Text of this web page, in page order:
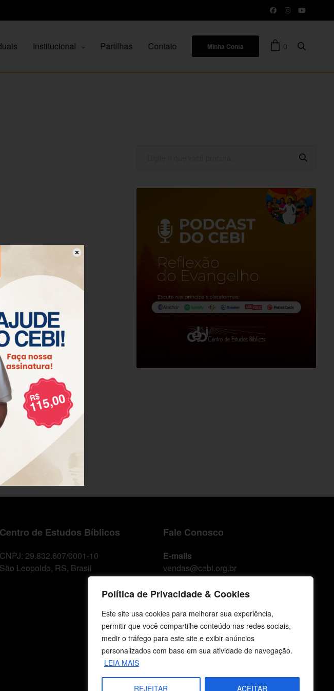
Política de Privacidade & Cookies
Este site usa cookies para melhorar sua experiência,
permitir que você compartilhe conteúdo nas redes sociais,
medir o tráfego para este site e exibir anúncios
personalizados com base em sua atividade de navegação.
LEIA MAIS
REJEITAR ACEITAR
Institucional Partilhas Contato Minha Conta 0
Centro de Estudos Bíblicos
CNPJ: 29.832.607/0001-10
São Leopoldo, RS, Brasil
Fale Conosco
E-mails
vendas@cebi.org.br
comunicacao@cebi.org.br
+55 (51) 99734-4518
WhatsApp / Comunicação
+55 (51) 99799-3041